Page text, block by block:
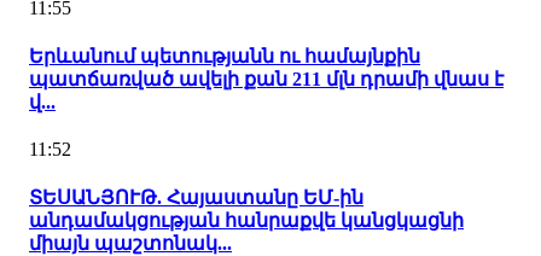
11:55
Երևանում պետությանն ու համայնքին
պատճառված ավելի քան 211 մլն դրամի վնաս է
վ...
11:52
ՏԵՍԱՆՅՈՒԹ. Հայաստանը ԵՄ-ին
անդամակցության հանրաքվե կանցկացնի
միայն պաշտոնակ...